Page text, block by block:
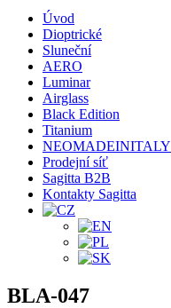
Úvod
Dioptrické
Sluneční
AERO
Luminar
Airglass
Black Edition
Titanium
NEOMADEINITALY
Prodejní síť
Sagitta B2B
Kontakty Sagitta
BLA-047